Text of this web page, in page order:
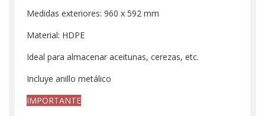
Medidas exteriores: 960 x 592 mm
Material: HDPE
Ideal para almacenar aceitunas, cerezas, etc.
Incluye anillo metálico
IMPORTANTE